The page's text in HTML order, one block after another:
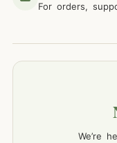
For orders,
We’re